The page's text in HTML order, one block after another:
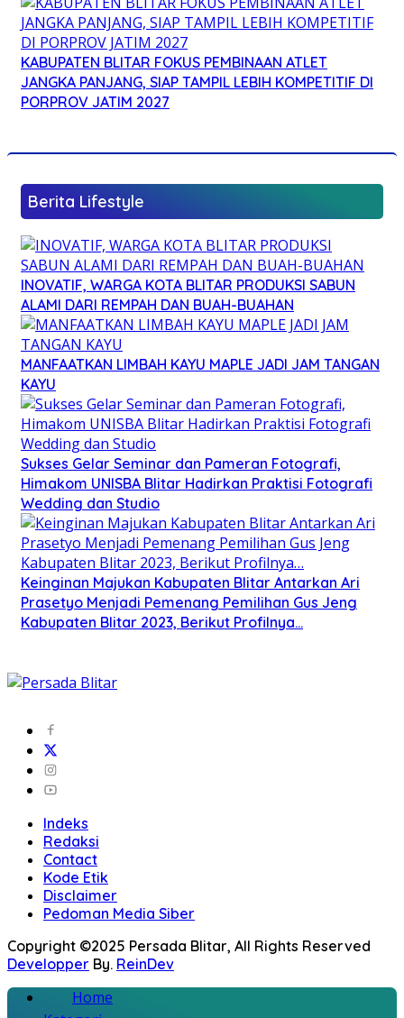
KABUPATEN BLITAR FOKUS PEMBINAAN ATLET
JANGKA PANJANG, SIAP TAMPIL LEBIH KOMPETITIF DI
PORPROV JATIM 2027
Berita Lifestyle
INOVATIF, WARGA KOTA BLITAR PRODUKSI SABUN
ALAMI DARI REMPAH DAN BUAH-BUAHAN
MANFAATKAN LIMBAH KAYU MAPLE JADI JAM TANGAN
KAYU
Sukses Gelar Seminar dan Pameran Fotografi,
Himakom UNISBA Blitar Hadirkan Praktisi Fotografi
Wedding dan Studio
Keinginan Majukan Kabupaten Blitar Antarkan Ari
Prasetyo Menjadi Pemenang Pemilihan Gus Jeng
Kabupaten Blitar 2023, Berikut Profilnya…
Indeks
Redaksi
Contact
Kode Etik
Disclaimer
Pedoman Media Siber
Copyright ©2025 Persada Blitar, All Rights Reserved
Developper By. ReinDev
Home